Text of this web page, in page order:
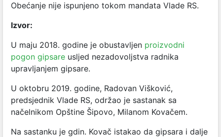
Obećanje nije ispunjeno tokom mandata Vlade RS.
Izvor:
U maju 2018. godine je obustavljen proizvodni
pogon gipsare usljed nezadovoljstva radnika
upravljanjem gipsare.
U oktobru 2019. godine, Radovan Višković,
predsjednik Vlade RS, održao je sastanak sa
načelnikom Opštine Šipovo, Milanom Kovačem.
Na sastanku je gdin. Kovač istakao da gipsara i dalje